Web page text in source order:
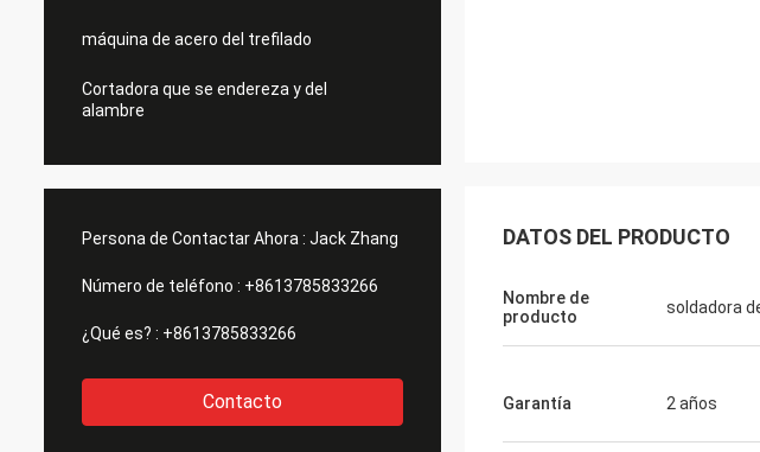
máquina de acero del trefilado
Cortadora que se endereza y del
alambre
Persona de Contactar Ahora : Jack Zhang
Número de teléfono : +8613785833266
¿Qué es? : +8613785833266
Contacto
DATOS DEL PRODUCTO
Nombre de
producto
soldadora
Garantía 2 años